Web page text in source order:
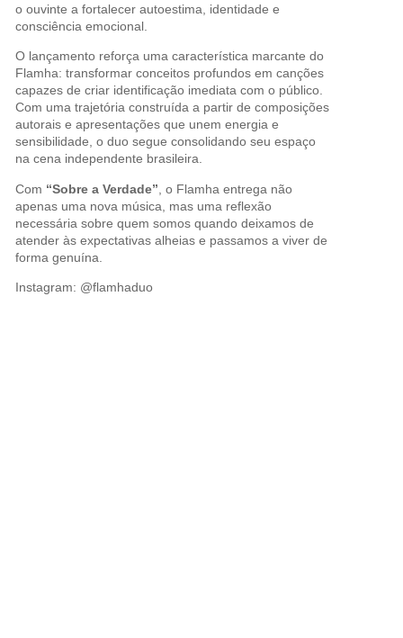
o ouvinte a fortalecer autoestima, identidade e
consciência emocional.
O lançamento reforça uma característica marcante do
Flamha: transformar conceitos profundos em canções
capazes de criar identificação imediata com o público.
Com uma trajetória construída a partir de composições
autorais e apresentações que unem energia e
sensibilidade, o duo segue consolidando seu espaço
na cena independente brasileira.
Com “Sobre a Verdade” , o Flamha entrega não
apenas uma nova música, mas uma reflexão
necessária sobre quem somos quando deixamos de
atender às expectativas alheias e passamos a viver de
forma genuína.
Instagram: @flamhaduo